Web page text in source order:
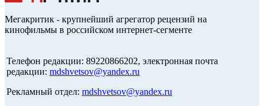
Мегакритик - крупнейший агрегатор рецензий на
кинофильмы в российском интернет-сегменте
Телефон редакции: 89220866202, электронная почта
редакции: mdshvetsov@yandex.ru
Рекламный отдел: mdshvetsov@yandex.ru